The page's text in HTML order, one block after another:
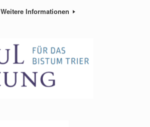
Weitere Informationen